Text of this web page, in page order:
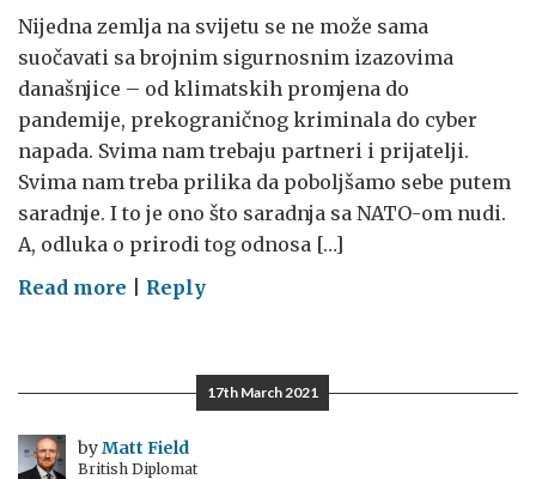
Nijedna zemlja na svijetu se ne može sama
suočavati sa brojnim sigurnosnim izazovima
današnjice – od klimatskih promjena do
pandemije, prekograničnog kriminala do cyber
napada. Svima nam trebaju partneri i prijatelji.
Svima nam treba prilika da poboljšamo sebe putem
saradnje. I to je ono što saradnja sa NATO-om nudi.
A, odluka o prirodi tog odnosa […]
Read more onReply
17th March 2021
byMatt Field
British Diplomat